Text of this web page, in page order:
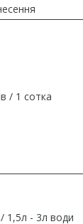
/ 1 сотка
1,5л - 3л води